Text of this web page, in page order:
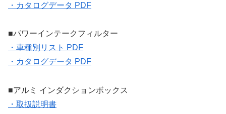
・カタログデータ PDF
■パワーインテークフィルター
・車種別リスト PDF
・カタログデータ PDF
■アルミ インダクションボックス
・取扱説明書